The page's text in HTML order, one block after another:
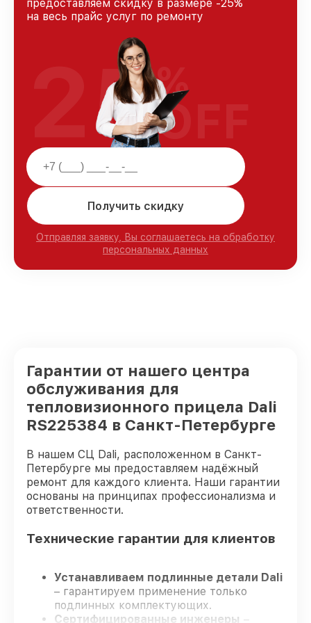
предоставляем скидку в размере -25%
на весь прайс услуг по ремонту
Получить скидку
Отправляя заявку, Вы соглашаетесь на обработку
персональных данных
25%
OFF
Гарантии от нашего центра
обслуживания для
тепловизионного прицела Dali
RS225384 в Санкт-Петербурге
В нашем СЦ Dali, расположенном в Санкт-
Петербурге мы предоставляем надёжный
ремонт для каждого клиента. Наши гарантии
основаны на принципах профессионализма и
ответственности.
Технические гарантии для клиентов
Устанавливаем подлинные детали Dali
– гарантируем применение только
подлинных комплектующих.
Сертифицированные инженеры –